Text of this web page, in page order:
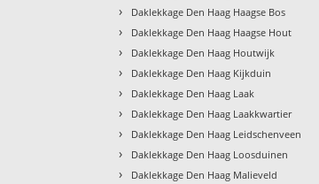
› Daklekkage Den Haag Haagse Bos
› Daklekkage Den Haag Haagse Hout
› Daklekkage Den Haag Houtwijk
› Daklekkage Den Haag Kijkduin
› Daklekkage Den Haag Laak
› Daklekkage Den Haag Laakkwartier
› Daklekkage Den Haag Leidschenveen
› Daklekkage Den Haag Loosduinen
› Daklekkage Den Haag Malieveld